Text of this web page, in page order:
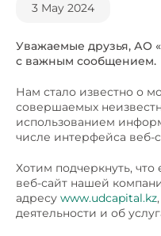
3 May 2024
Уважаемые друзья, АО
с важным сообщением.
Нам стало известно о
совершаемых
использованием
числе интерфейса веб-
Хотим подчеркнуть,
веб-сайт нашей
адресу www.udcapital.kz
деятельности и об